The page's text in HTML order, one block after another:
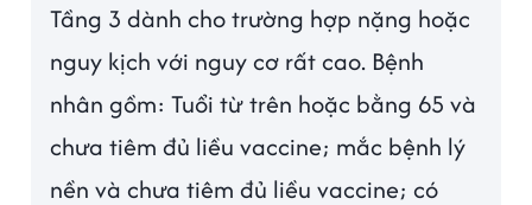
Tầng 3 dành cho trường hợp nặng hoặc
nguy kịch với nguy cơ rất cao. Bệnh
nhân gồm: Tuổi từ trên hoặc bằng 65 và
chưa tiêm đủ liều vaccine; mắc bệnh lý
nền và chưa tiêm đủ liều vaccine; có